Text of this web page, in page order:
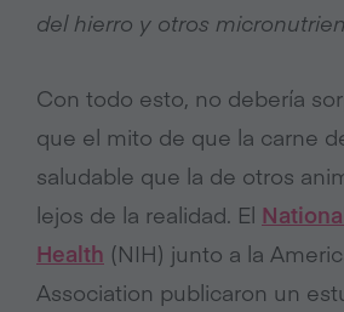
del hierro y otros
Con todo esto, no debería
que el mito de que la carne
saludable que la de otros
lejos de la realidad. El
Health (NIH) junto a la
Association publicaron un